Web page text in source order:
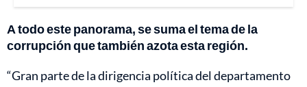
A todo este panorama, se suma el tema de la
corrupción que también azota esta región.
“Gran parte de la dirigencia política del departamento